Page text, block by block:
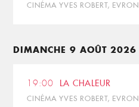
CINÉMA YVES ROBERT, EVRON
DIMANCHE 9 AOÛT 2026
19:00 LA CHALEUR
CINÉMA YVES ROBERT, EVRON